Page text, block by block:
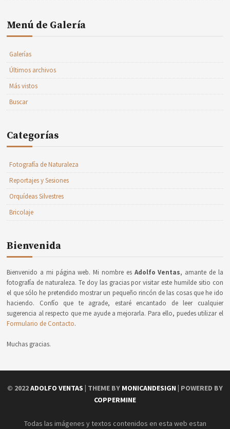
Menú de Galería
Galerías
Últimos archivos
Más vistos
Buscar
Categorías
Fotografía de Naturaleza
Reportajes y Sesiones
Orquídeas Silvestres
Bricolaje
Bienvenida
Bienvenido a mi página web. Mi nombre es Adolfo Ventas, amante de la
fotografía de naturaleza. Te doy las gracias por visitar este humilde sitio con
el que sólo he pretendido mostrar un pequeño rincón de las cosas que he ido
haciendo. Confío que te agrade, estaré encantado de leer cualquier
sugerencia al respecto que me ayude a mejorarla. Para ello, puedes utilizar el
Formulario de Contacto.
Muchas gracias.
© 2022ADOLFO VENTAS | THEME BY MONICANDESIGN | POWERED BY
COPPERMINE
Todas las imágenes y textos contenidos en esta web estan